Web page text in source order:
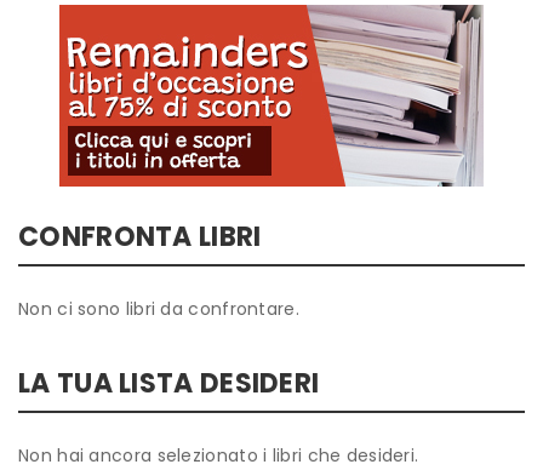
CONFRONTA LIBRI
Non ci sono libri da confrontare.
LA TUA LISTA DESIDERI
Non hai ancora selezionato i libri che desideri.